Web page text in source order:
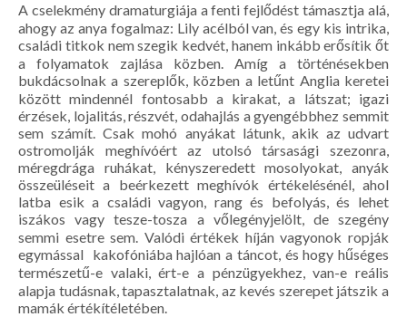
A cselekmény dramaturgiája a fenti fejlődést támasztja alá,
ahogy az anya fogalmaz: Lily acélból van, és egy kis intrika,
családi titkok nem szegik kedvét, hanem inkább erősítik őt
a folyamatok zajlása közben. Amíg a történésekben
bukdácsolnak a szereplők, közben a letűnt Anglia keretei
között mindennél fontosabb a kirakat, a látszat; igazi
érzések, lojalitás, részvét, odahajlás a gyengébbhez semmit
sem számít. Csak mohó anyákat látunk, akik az udvart
ostromolják meghívóért az utolsó társasági szezonra,
méregdrága ruhákat, kényszeredett mosolyokat, anyák
összeüléseit a beérkezett meghívók értékelésénél, ahol
latba esik a családi vagyon, rang és befolyás, és lehet
iszákos vagy tesze-tosza a vőlegényjelölt, de szegény
semmi esetre sem. Valódi értékek híján vagyonok ropják
egymással kakofóniába hajlóan a táncot, és hogy hűséges
természetű-e valaki, ért-e a pénzügyekhez, van-e reális
alapja tudásnak, tapasztalatnak, az kevés szerepet játszik a
mamák értékítéletében.